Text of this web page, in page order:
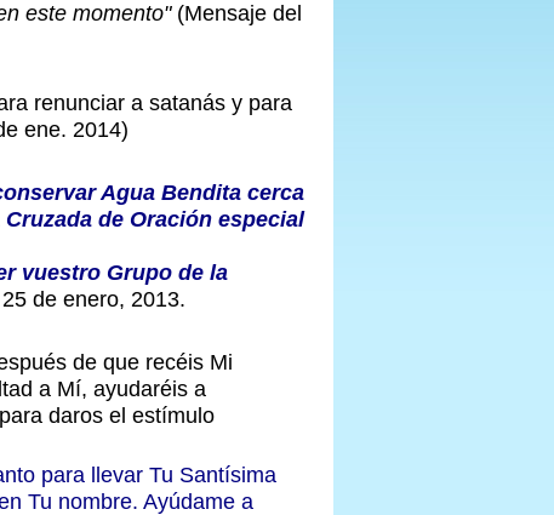
este momento"(Mensaje del
renunciar a satanás y para
ene. 2014)
Agua Bendita cerca
de Oración especial
vuestro Grupo de la
de enero, 2013.
de que recéis Mi
a Mí, ayudaréis a
daros el estímulo
para llevar Tu Santísima
Tu nombre. Ayúdame a